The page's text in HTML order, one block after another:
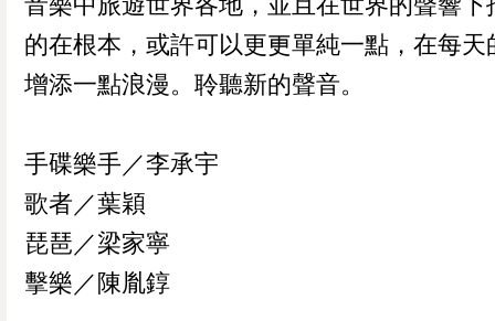
的在根本，或許可以更更單純一點，在每天
增添一點浪漫。聆聽新的聲音。
手碟樂手／李承宇
歌者／葉穎
琵琶／梁家寧
擊樂／陳胤錞